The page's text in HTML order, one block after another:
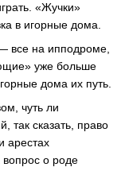
«Жучки»
в игорные дома.
все на ипподроме,
уже больше
дома их путь.
чуть ли
так сказать, право
арестах
вопрос о роде